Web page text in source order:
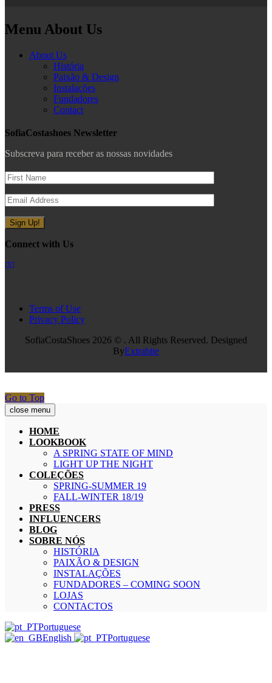
Menu About Us
About Us
História
Paixão & Design
Instalações
Fundadores
Contact
SofiaCostashoes Newsletter
Subscreva para receber as nossas novidades
Connect with Us
Terms of Use
Privacy Policy
SofiaCostaShoes 2026 © . All Rights Reserved. Designed
ByExtrabite
Go to Top
close menu
HOME
LOOKBOOK
A SPRING STATE OF MIND
LIGHT UP THE NIGHT
COLEÇÕES
SPRING-SUMMER 19
FALL-WINTER 18/19
PRESS
INFLUENCERS
BLOG
SOBRE NÓS
HISTÓRIA
PAIXÃO & DESIGN
INSTALAÇÕES
FUNDADORES – COMING SOON
LOJAS
CONTACTOS
Portuguese
English
Portuguese